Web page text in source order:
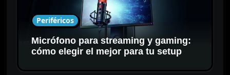
Periféricos
Micrófono para streaming y gaming:
cómo elegir el mejor para tu setup